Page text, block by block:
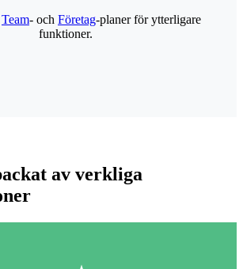
Team- och Företag-planer för ytterligare
funktioner.
av verkliga